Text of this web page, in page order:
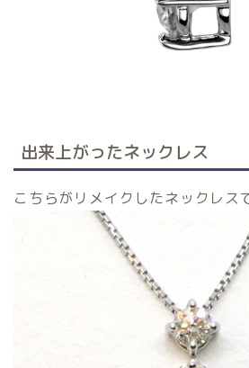
出来上がったネックレス
こちらがリメイクしたネックレス